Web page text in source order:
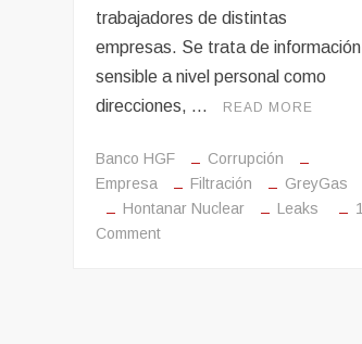
trabajadores de distintas
empresas. Se trata de información
sensible a nivel personal como
direcciones, …
READ MORE
Banco HGF
Corrupción
Empresa
Filtración
GreyGas
Hontanar Nuclear
Leaks
1
Commenton